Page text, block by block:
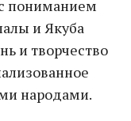
пониманием
и Якуба
и творчество
народами.